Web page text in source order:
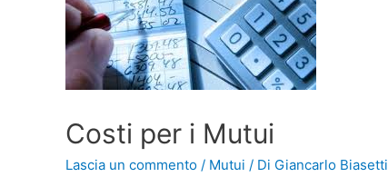
Costi per i Mutui
Lascia un commento / Mutui / Di Giancarlo Biasetti